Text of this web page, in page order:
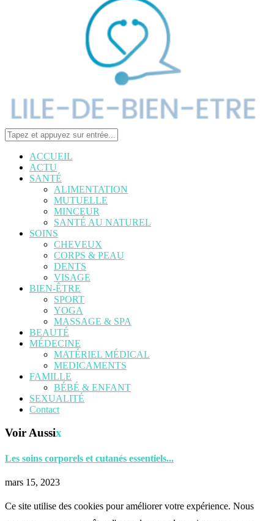
ACCUEIL
ACTU
SANTÉ
ALIMENTATION
MUTUELLE
MINCEUR
SANTÉ AU NATUREL
SOINS
CHEVEUX
CORPS & PEAU
DENTS
VISAGE
BIEN-ÊTRE
SPORT
YOGA
MASSAGE & SPA
BEAUTÉ
MÉDECINE
MATÉRIEL MÉDICAL
MEDICAMENTS
FAMILLE
BÉBÉ & ENFANT
SEXUALITÉ
Contact
Voir Aussix
Les soins corporels et cutanés essentiels...
mars 15, 2023
Ce site utilise des cookies pour améliorer votre expérience. Nous